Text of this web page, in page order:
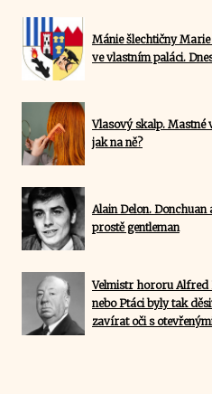
Mánie šlechtičny
ve vlastním paláci.
Vlasový skalp. Mastné
jak na ně?
Alain Delon.
prostě gentleman
Velmistr hororu Alfred
nebo Ptáci byly tak
zavírat oči s